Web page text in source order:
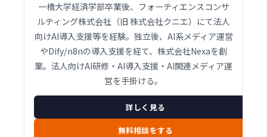
一橋大学経済学部卒業後、フォーティエンスコンサ
ルティング株式会社（旧 株式会社クニエ）にて法人
向けAI導入支援等を経験。独立後、AI系メディア運営
やDify/n8nの導入支援を経て、株式会社Nexaを創
業。法人向けAI研修・AI導入支援・AI関連メディア運
営を手掛ける。
詳しく見る
無料相談をする